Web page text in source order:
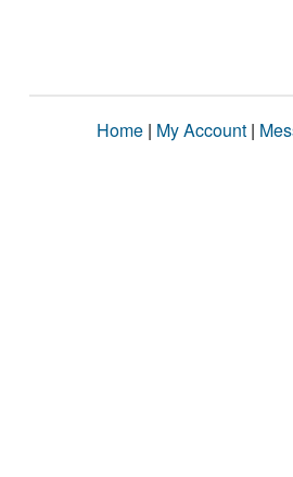
Home | My Account |